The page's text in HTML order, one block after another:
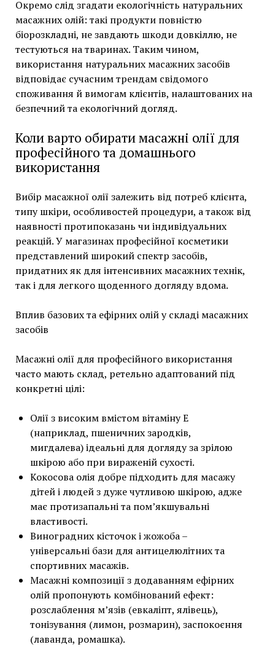
Окремо слід згадати екологічність натуральних
масажних олій: такі продукти повністю
біорозкладні, не завдають шкоди довкіллю, не
тестуються на тваринах. Таким чином,
використання натуральних масажних засобів
відповідає сучасним трендам свідомого
споживання й вимогам клієнтів, налаштованих на
безпечний та екологічний догляд.
Коли варто обирати масажні олії для
професійного та домашнього
використання
Вибір масажної олії залежить від потреб клієнта,
типу шкіри, особливостей процедури, а також від
наявності протипоказань чи індивідуальних
реакцій. У магазинах професійної косметики
представлений широкий спектр засобів,
придатних як для інтенсивних масажних технік,
так і для легкого щоденного догляду вдома.
Вплив базових та ефірних олій у складі масажних
засобів
Масажні олії для професійного використання
часто мають склад, ретельно адаптований під
конкретні цілі:
Олії з високим вмістом вітаміну Е
(наприклад, пшеничних зародків,
мигдалева) ідеальні для догляду за зрілою
шкірою або при вираженій сухості.
Кокосова олія добре підходить для масажу
дітей і людей з дуже чутливою шкірою, адже
має протизапальні та пом’якшувальні
властивості.
Виноградних кісточок і жожоба –
універсальні бази для антицелюлітних та
спортивних масажів.
Масажні композиції з додаванням ефірних
олій пропонують комбінований ефект:
розслаблення м’язів (евкаліпт, ялівець),
тонізування (лимон, розмарин), заспокоєння
(лаванда, ромашка).